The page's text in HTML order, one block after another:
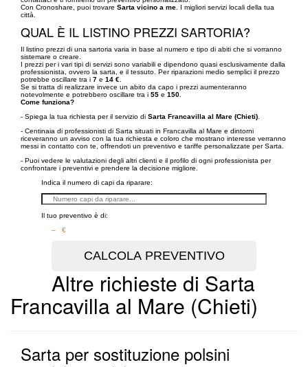
Con Cronoshare, puoi trovare Sarta vicino a me . I migliori servizi locali della tua
città.
QUAL È IL LISTINO PREZZI SARTORIA?
Il listino prezzi di una sartoria varia in base al numero e tipo di abiti che si vorranno
sistemare o creare.
I prezzi per i vari tipi di servizi sono variabili e dipendono quasi esclusivamente dalla
professionista, ovvero la sarta, e il tessuto. Per riparazioni medio semplici il prezzo
potrebbe oscillare tra i 7 e 14 €
Se si tratta di realizzare invece un abito da capo i prezzi aumenteranno
notevolmente e potrebbero oscillare tra i 55 e 150
Come funziona?
- Spiega la tua richiesta per il servizio di Sarta Francavilla al Mare (Chieti)
- Centinaia di professionisti di Sarta situati in Francavilla al Mare e dintorni
riceveranno un avviso con la tua richiesta e coloro che mostrano interesse verranno
messi in contatto con te, offrendoti un preventivo e tariffe personalizzate per Sarta.
- Puoi vedere le valutazioni degli altri clienti e il profilo di ogni professionista per
confrontare i preventivi e prendere la decisione migliore.
Indica il numero di capi da riparare:
Il tuo preventivo è di:
– €
Altre richieste di Sarta
Francavilla al Mare (Chieti)
Sarta per sostituzione polsini